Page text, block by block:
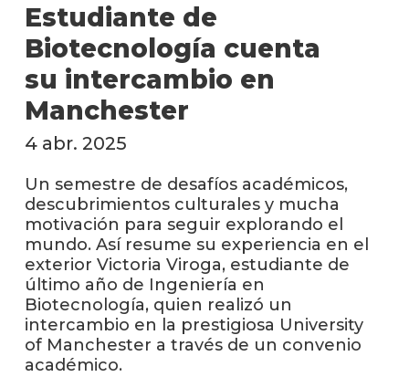
Estudiante de
Biotecnología cuenta
su intercambio en
Manchester
4 abr. 2025
Un semestre de desafíos académicos,
descubrimientos culturales y mucha
motivación para seguir explorando el
mundo. Así resume su experiencia en el
exterior Victoria Viroga, estudiante de
último año de Ingeniería en
Biotecnología, quien realizó un
intercambio en la prestigiosa University
of Manchester a través de un convenio
académico.